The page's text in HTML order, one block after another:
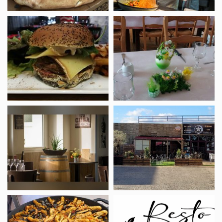
Restaurant
L’Eldorado
Hôtel-
Restaurant
La
Potée
du
Lay
Les
Voyageurs
Restaurant
Les
12
Brasseries
Rôtisserie
RN137
Restaurant
Resto